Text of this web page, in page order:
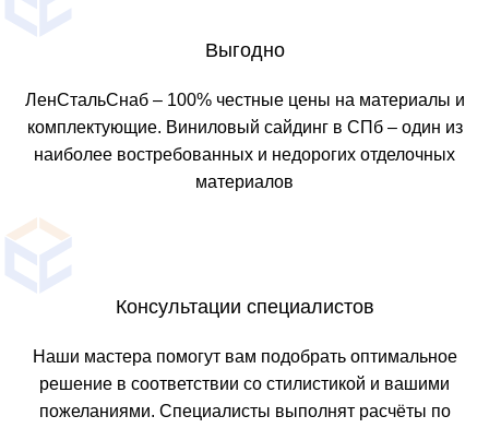
Выгодно
ЛенСтальСнаб – 100% честные цены на материалы и
комплектующие. Виниловый сайдинг в СПб – один из
наиболее востребованных и недорогих отделочных
материалов
Консультации специалистов
Наши мастера помогут вам подобрать оптимальное
решение в соответствии со стилистикой и вашими
пожеланиями. Специалисты выполнят расчёты по